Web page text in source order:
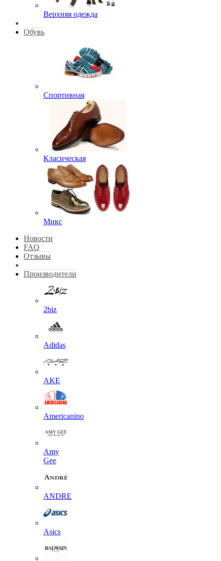
Верхняя одежда
Обувь
Спортивная
Класическая
Микс
Новости
FAQ
Отзывы
Производители
2biz
Adidas
AKE
Americanino
Amy
Gee
ANDRE
Asics